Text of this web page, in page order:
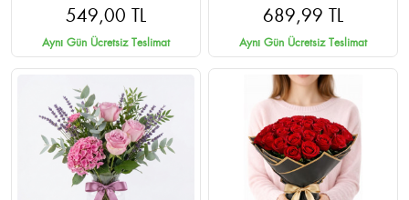
549,00 TL
Aynı Gün Ücretsiz Teslimat
689,99 TL
Aynı Gün Ücretsiz Teslimat